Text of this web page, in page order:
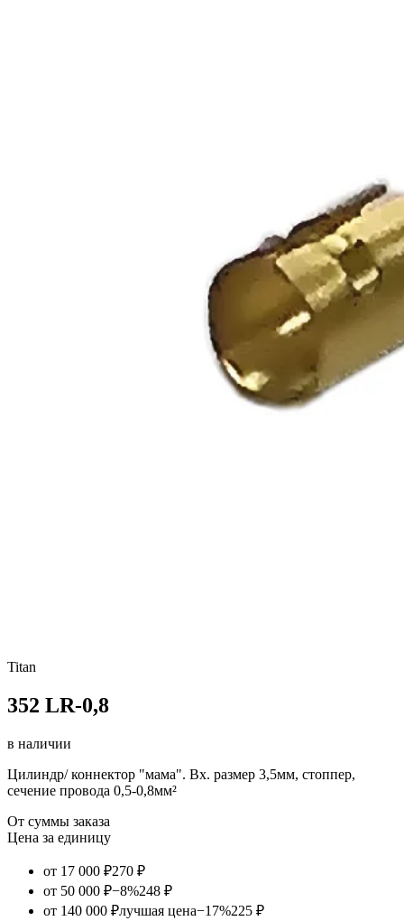
Titan
352 LR-0,8
в наличии
Цилиндр/ коннектор "мама". Вх. размер 3,5мм, стоппер,
сечение провода 0,5-0,8мм²
От суммы заказа
Цена за единицу
от 17 000 ₽270 ₽
от 50 000 ₽−8%248 ₽
от 140 000 ₽лучшая цена−17%225 ₽